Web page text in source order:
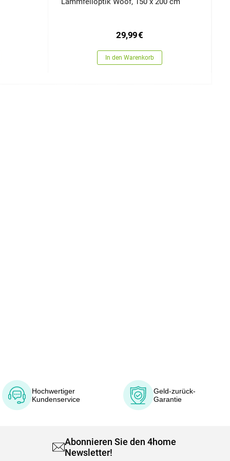
29,99€
In den Warenkorb
Hochwertiger
Kundenservice
Geld-zurück-
Garantie
Abonnieren Sie den 4home
Newsletter!